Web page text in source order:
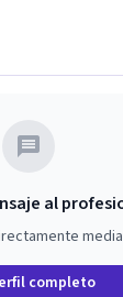
profunda
al
completo